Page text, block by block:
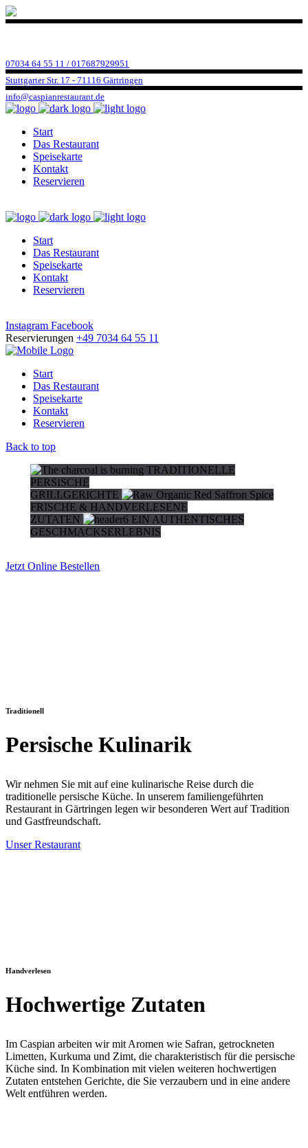
07034 64 55 11 / 017687929951
Stuttgarter Str. 17 - 71116 Gärtringen
info@caspianrestaurant.de
Start
Das Restaurant
Speisekarte
Kontakt
Reservieren
Start
Das Restaurant
Speisekarte
Kontakt
Reservieren
Instagram Facebook
Reservierungen +49 7034 64 55 11
Start
Das Restaurant
Speisekarte
Kontakt
Reservieren
Back to top
TRADITIONELLE
PERSISCHE
GRILLGERICHTE
FRISCHE & HANDVERLESENE
ZUTATEN
EIN AUTHENTISCHES
GESCHMACKSERLEBNIS
Jetzt Online Bestellen
Traditionell
Persische Kulinarik
Wir nehmen Sie mit auf eine kulinarische Reise durch die
traditionelle persische Küche. In unserem familiengeführten
Restaurant in Gärtringen legen wir besonderen Wert auf Tradition
und Gastfreundschaft.
Unser Restaurant
Handverlesen
Hochwertige Zutaten
Im Caspian arbeiten wir mit Aromen wie Safran, getrockneten
Limetten, Kurkuma und Zimt, die charakteristisch für die persische
Küche sind. In Kombination mit vielen weiteren hochwertigen
Zutaten entstehen Gerichte, die Sie verzaubern und in eine andere
Welt entführen werden.